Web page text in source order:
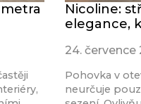
Nicoline:
elegance,
24. července
Pohovka v
neurčuje